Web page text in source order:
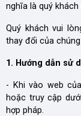
nghĩa là quý
Quý khách vui
thay đổi của
1. Hướng dẫn sử
- Khi vào web
hoặc truy cập
hợp pháp.